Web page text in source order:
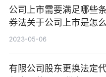
公司上市需要满足哪些
券法关于公司上市是怎
的？
2023-05-06
有限公司股东更换法定